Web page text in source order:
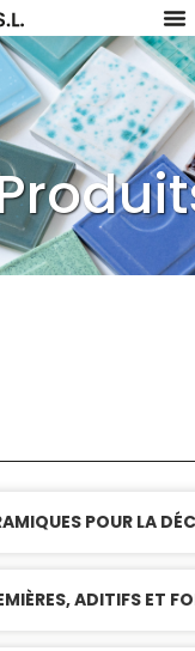
POUR LA
ADITIFS ET